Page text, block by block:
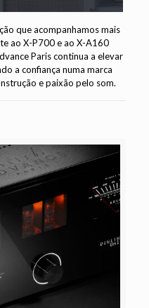
que acompanhamos mais
ao X-P700 e ao X-A160
Paris continua a elevar
a confiança numa marca
e paixão pelo som.